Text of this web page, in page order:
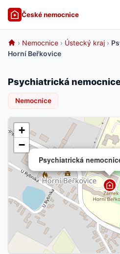
České nemocnice
› Nemocnice › Ústecký kraj ›
Horní Beřkovice
Psychiatrická
Nemocnice
Psychiatrická
+
−